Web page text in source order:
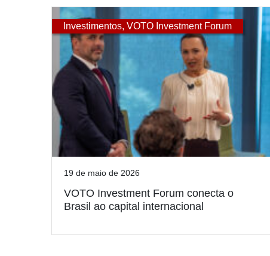
Investimentos, VOTO Investment Forum
19 de maio de 2026
VOTO Investment Forum conecta o
Brasil ao capital internacional